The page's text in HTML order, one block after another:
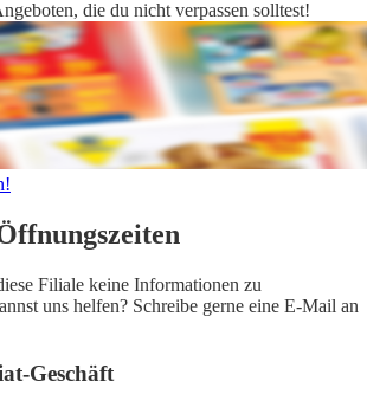
die du nicht verpassen solltest!
Filiale keine Informationen zu
uns helfen? Schreibe gerne eine E-Mail an
Geschäft